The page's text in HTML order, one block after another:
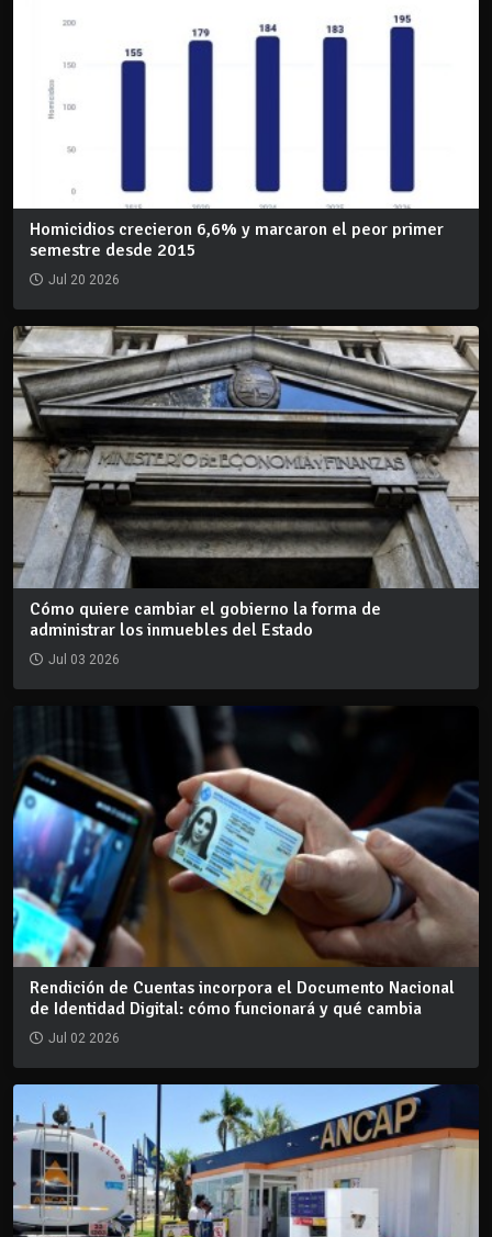
Homicidios crecieron 6,6% y marcaron el peor primer
semestre desde 2015
Jul 20 2026
Cómo quiere cambiar el gobierno la forma de
administrar los inmuebles del Estado
Jul 03 2026
Rendición de Cuentas incorpora el Documento Nacional
de Identidad Digital: cómo funcionará y qué cambia
Jul 02 2026